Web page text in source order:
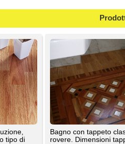
Bagno con tappeto classico su fondo
rovere. Dimensioni tappeto cm 79 x cm
112, essenze Rovere, ...
Medri Massimo